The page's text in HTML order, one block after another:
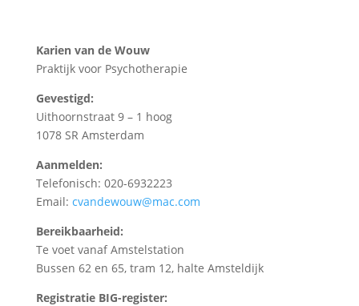
Karien van de Wouw
Praktijk voor Psychotherapie
Gevestigd:
Uithoornstraat 9 – 1 hoog
1078 SR Amsterdam
Aanmelden:
Telefonisch: 020-6932223
Email: cvandewouw@mac.com
Bereikbaarheid:
Te voet vanaf Amstelstation
Bussen 62 en 65, tram 12, halte Amsteldijk
Registratie BIG-register: